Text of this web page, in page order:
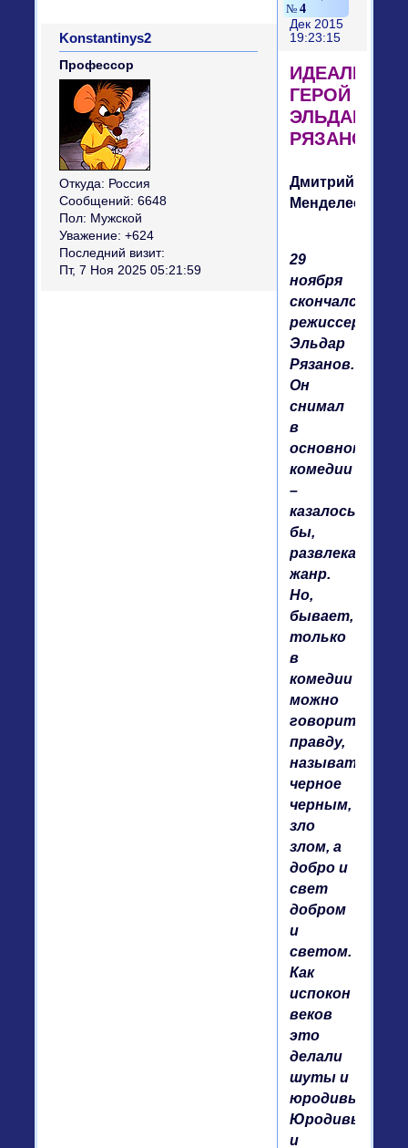
4
Дек 2015
19:23:15
Konstantinys2
Профессор
Откуда: Россия
Сообщений: 6648
Пол: Мужской
Уважение: +624
Последний визит:
Пт, 7 Ноя 2025 05:21:59
ГЕРОЙ
ЭЛЬДАРА
РЯЗАНОВА
Дмитрий
Менделеев
29
ноября
скончался
режиссер
Эльдар
Рязанов.
Он
снимал
в
основном
комедии
–
казалось
бы,
жанр.
Но,
бывает,
только
в
комедии
можно
говорить
правду,
называть
черное
черным,
зло
злом, а
добро и
свет
добром
и
светом.
Как
испокон
веков
это
делали
шуты и
юродивые.
Юродивый
и